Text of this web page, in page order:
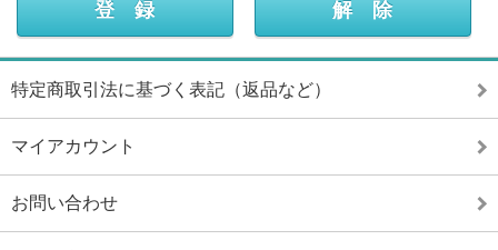
特定商取引法に基づく表記（返品など）
マイアカウント
お問い合わせ